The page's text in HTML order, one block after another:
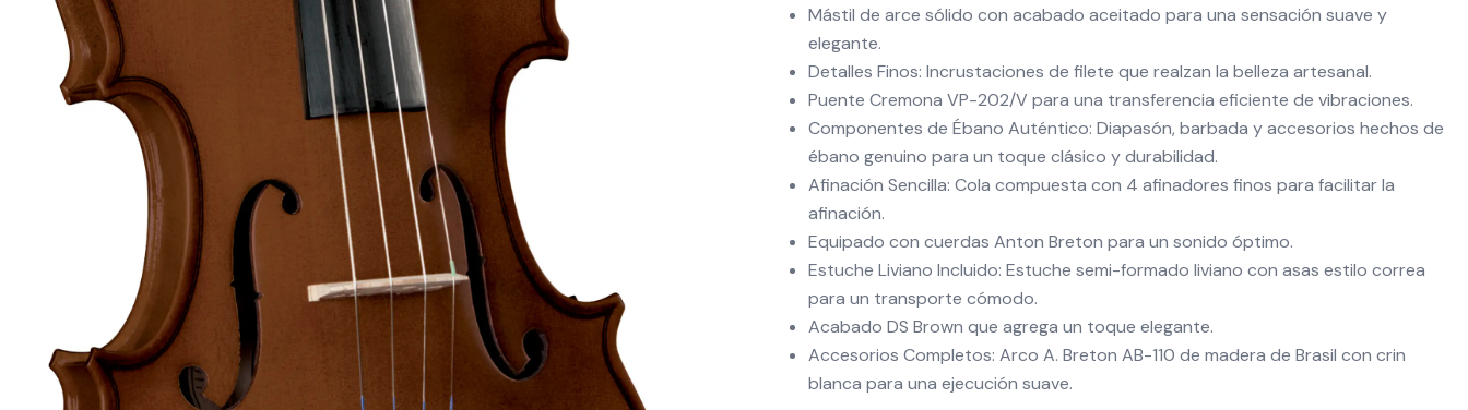
Mástil de arce sólido con acabado aceitado para una sensación suave y
elegante.
Detalles Finos: Incrustaciones de filete que realzan la belleza artesanal.
Puente Cremona VP-202/V para una transferencia eficiente de vibraciones.
Componentes de Ébano Auténtico: Diapasón, barbada y accesorios hechos de
ébano genuino para un toque clásico y durabilidad.
Afinación Sencilla: Cola compuesta con 4 afinadores finos para facilitar la
afinación.
Equipado con cuerdas Anton Breton para un sonido óptimo.
Estuche Liviano Incluido: Estuche semi-formado liviano con asas estilo correa
para un transporte cómodo.
Acabado DS Brown que agrega un toque elegante.
Accesorios Completos: Arco A. Breton AB-110 de madera de Brasil con crin
blanca para una ejecución suave.